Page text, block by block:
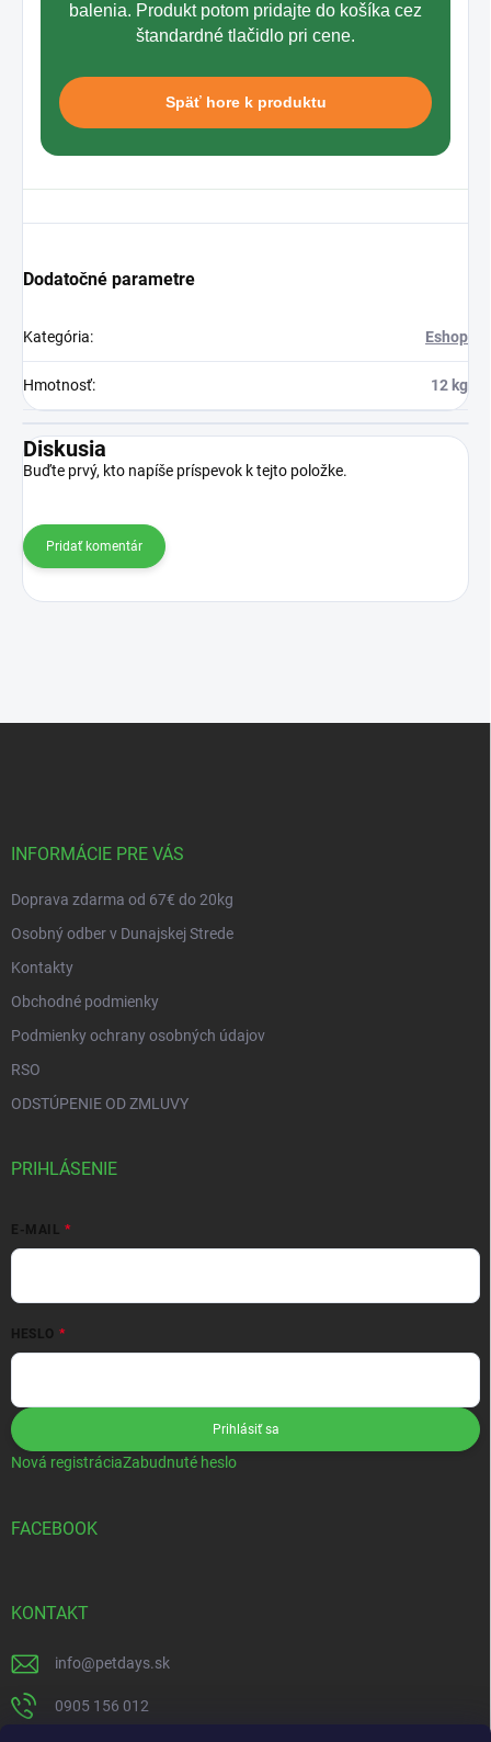
balenia. Produkt potom pridajte do košíka cez
štandardné tlačidlo pri cene.
Späť hore k produktu
Dodatočné parametre
Kategória: Eshop
Hmotnosť: 12 kg
Diskusia
Buďte prvý, kto napíše príspevok k tejto položke.
Pridať komentár
INFORMÁCIE PRE VÁS
Doprava zdarma od 67€ do 20kg
Osobný odber v Dunajskej Strede
Kontakty
Obchodné podmienky
Podmienky ochrany osobných údajov
RSO
ODSTÚPENIE OD ZMLUVY
PRIHLÁSENIE
E-MAIL
HESLO
Prihlásiť sa
Nová registráciaZabudnuté heslo
FACEBOOK
KONTAKT
info@petdays.sk
0905 156 012